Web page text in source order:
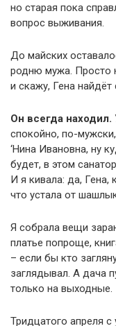
но старая пока
вопрос выживания.
До майских
родню мужа. Просто
и скажу, Гена
Он всегда находил.
спокойно, по-
‘Нина Ивановна, ну
будет, в этом
И я кивала: да,
что устала от
Я собрала вещи
платье попроще,
– если бы кто
заглядывал. А дача
только на выходные.
Тридцатого апреля с